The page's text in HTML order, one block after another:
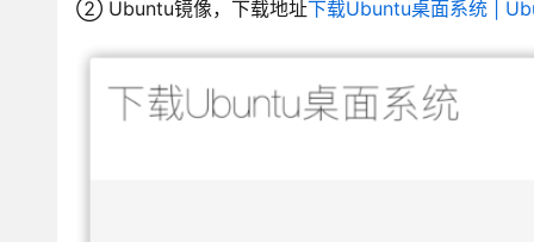
② Ubuntu镜像，下载地址下载Ubuntu桌面系统 |